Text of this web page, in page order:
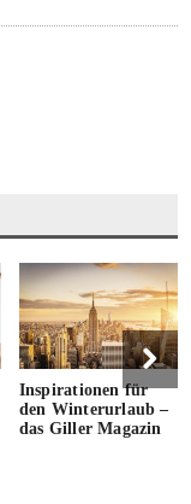
Inspirationen für
den Winterurlaub –
das Giller Magazin